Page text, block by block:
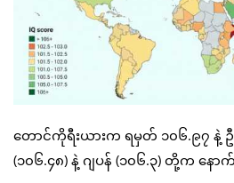
တောင်ကိုရီးယားက ရမှတ် ၁၀၆.၉၇ နဲ့ ဦ
(၁၀၆.၄၈) နဲ့ ဂျပန် (၁၀၆.၃) တို့က န